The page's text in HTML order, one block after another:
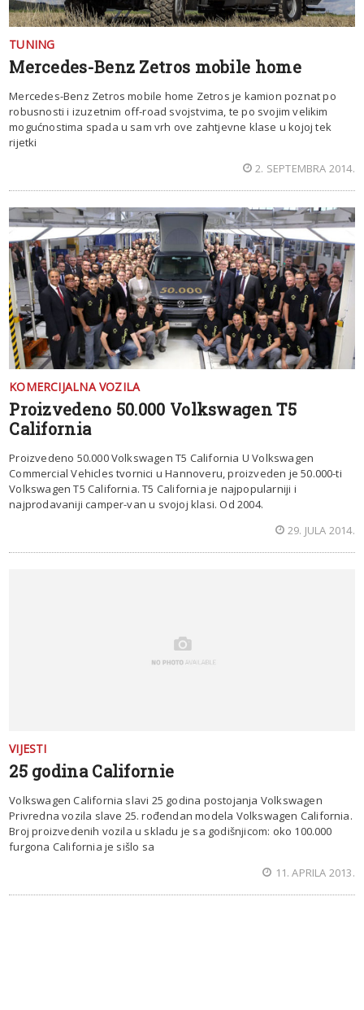
TUNING
Mercedes-Benz Zetros mobile home
Mercedes-Benz Zetros mobile home Zetros je kamion poznat po
robusnosti i izuzetnim off-road svojstvima, te po svojim velikim
mogućnostima spada u sam vrh ove zahtjevne klase u kojoj tek
rijetki
2. SEPTEMBRA 2014.
KOMERCIJALNA VOZILA
Proizvedeno 50.000 Volkswagen T5
California
Proizvedeno 50.000 Volkswagen T5 California U Volkswagen
Commercial Vehicles tvornici u Hannoveru, proizveden je 50.000-ti
Volkswagen T5 California. T5 California je najpopularniji i
najprodavaniji camper-van u svojoj klasi. Od 2004.
29. JULA 2014.
VIJESTI
25 godina Californie
Volkswagen California slavi 25 godina postojanja Volkswagen
Privredna vozila slave 25. rođendan modela Volkswagen California.
Broj proizvedenih vozila u skladu je sa godišnjicom: oko 100.000
furgona California je sišlo sa
11. APRILA 2013.